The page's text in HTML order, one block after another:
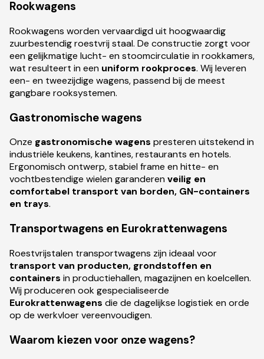
Rookwagens
Rookwagens worden vervaardigd uit hoogwaardig
zuurbestendig roestvrij staal. De constructie zorgt voor
een gelijkmatige lucht- en stoomcirculatie in rookkamers,
wat resulteert in een uniform rookproces. Wij leveren
een- en tweezijdige wagens, passend bij de meest
gangbare rooksystemen.
Gastronomische wagens
Onze gastronomische wagens presteren uitstekend in
industriële keukens, kantines, restaurants en hotels.
Ergonomisch ontwerp, stabiel frame en hitte- en
vochtbestendige wielen garanderen veilig en
comfortabel transport van borden, GN-containers
en trays.
Transportwagens en Eurokrattenwagens
Roestvrijstalen transportwagens zijn ideaal voor
transport van producten, grondstoffen en
containers in productiehallen, magazijnen en koelcellen.
Wij produceren ook gespecialiseerde
Eurokrattenwagens die de dagelijkse logistiek en orde
op de werkvloer vereenvoudigen.
Waarom kiezen voor onze wagens?